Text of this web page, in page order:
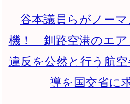
谷本議員らがノー
機！ 釧路空港のエア
違反を公然と行う航
導を国交省に